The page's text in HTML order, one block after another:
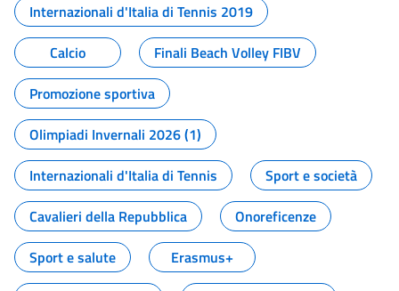
Internazionali d'Italia di Tennis 2019
Calcio
Finali Beach Volley FIBV
Promozione sportiva
Olimpiadi Invernali 2026 (1)
Internazionali d'Italia di Tennis
Sport e società
Cavalieri della Repubblica
Onoreficenze
Sport e salute
Erasmus+